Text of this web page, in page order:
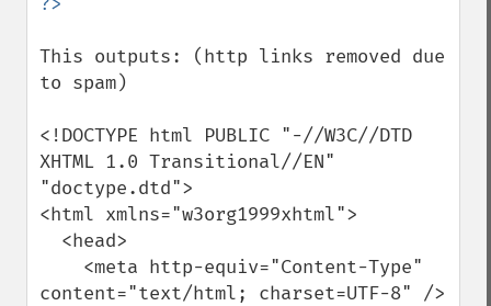
This outputs: (http links removed due
to spam)
<!DOCTYPE html PUBLIC "-//W3C//DTD
XHTML 1.0 Transitional//EN"
"doctype.dtd">
<html xmlns="w3org1999xhtml">
content="text/html; charset=UTF-8" />